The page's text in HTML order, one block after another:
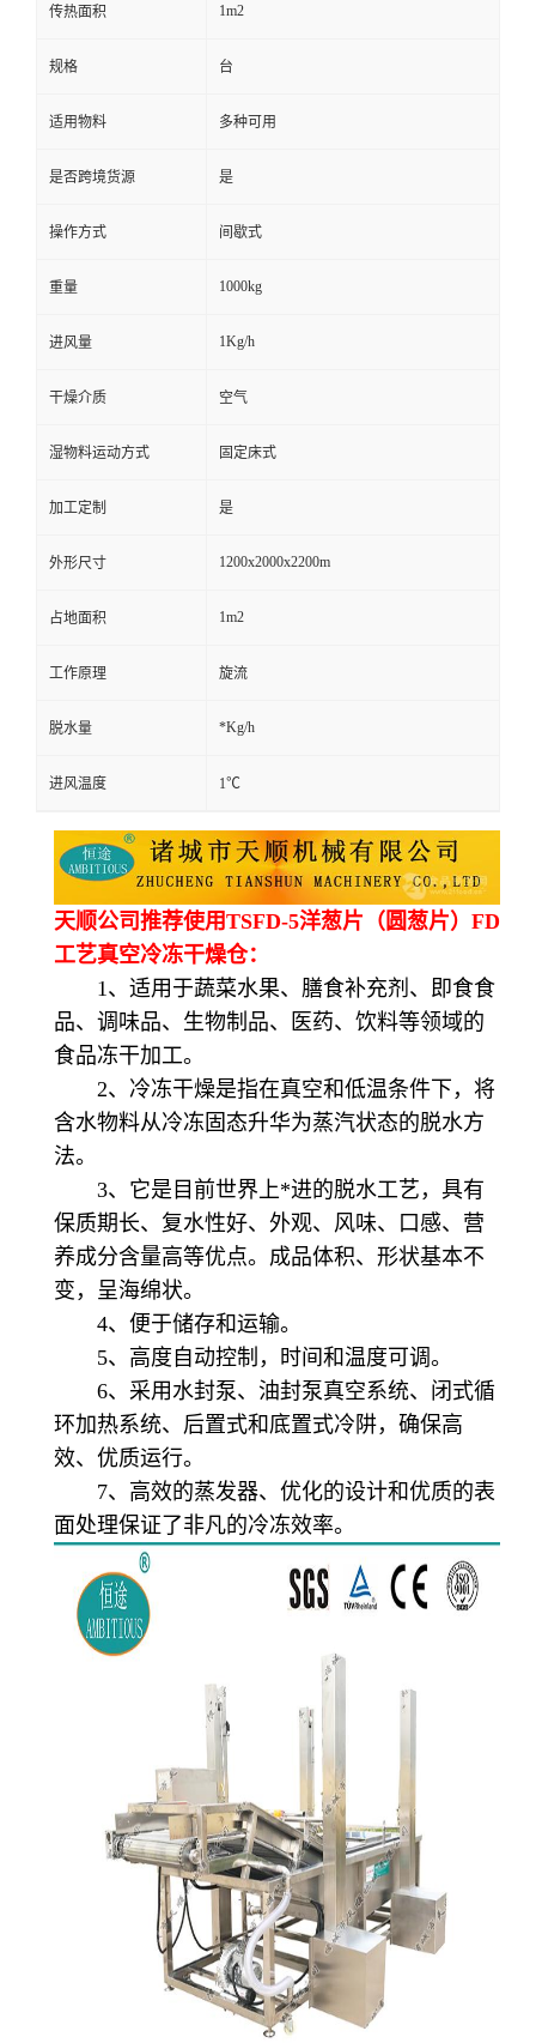
传热面积 1m2
规格 台
适用物料 多种可用
是否跨境货源 是
操作方式 间歇式
重量 1000kg
进风量 1Kg/h
干燥介质 空气
湿物料运动方式 固定床式
加工定制 是
外形尺寸 1200x2000x2200m
占地面积 1m2
工作原理 旋流
脱水量 *Kg/h
进风温度 1℃
天顺公司推荐使用TSFD-5洋葱片（圆葱片）FD
工艺真空冷冻干燥仓：
1、适用于蔬菜水果、膳食补充剂、即食食
品、调味品、生物制品、医药、饮料等领域的
食品冻干加工。
2、冷冻干燥是指在真空和低温条件下，将
含水物料从冷冻固态升华为蒸汽状态的脱水方
法。
3、它是目前世界上*进的脱水工艺，具有
保质期长、复水性好、外观、风味、口感、营
养成分含量高等优点。成品体积、形状基本不
变，呈海绵状。
4、便于储存和运输。
5、高度自动控制，时间和温度可调。
6、采用水封泵、油封泵真空系统、闭式循
环加热系统、后置式和底置式冷阱，确保高
效、优质运行。
7、高效的蒸发器、优化的设计和优质的表
面处理保证了非凡的冷冻效率。